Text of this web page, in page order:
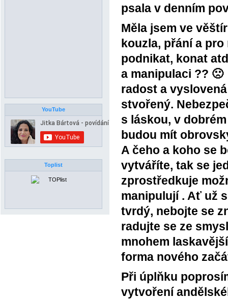
psala v denním
Měla jsem ve
kouzla, přání a
podnikat, konat
a manipulaci ??
radost a
stvořený.
s láskou, v
budou mít
A čeho a koho se
vytváříte, tak se
zprostředkuje
manipulují . Ať už
tvrdý, nebojte se
radujte se ze
mnohem
forma nového
Při úplňku
vytvoření
YouTube
Toplist